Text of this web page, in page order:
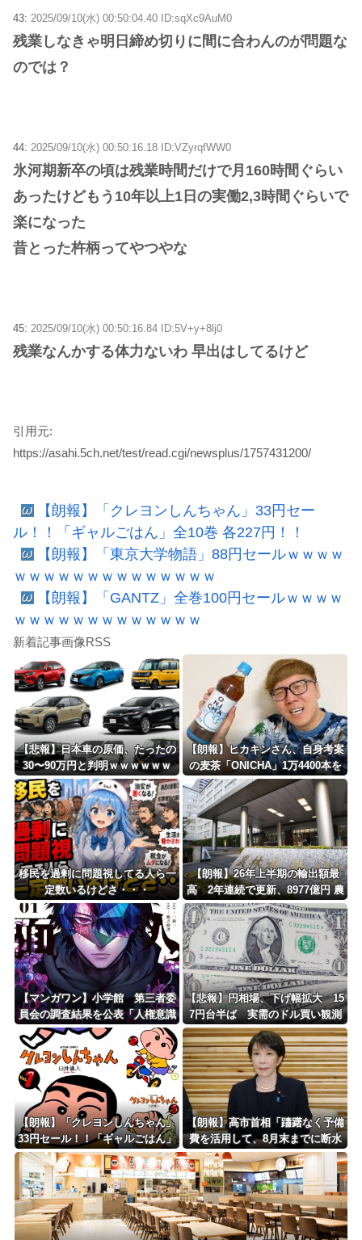
43: 2025/09/10(水) 00:50:04.40 ID:sqXc9AuM0
残業しなきゃ明日締め切りに間に合わんのが問題な
のでは？
44: 2025/09/10(水) 00:50:16.18 ID:VZyrqfWW0
氷河期新卒の頃は残業時間だけで月160時間ぐらい
あったけどもう10年以上1日の実働2,3時間ぐらいで
楽になった
昔とった杵柄ってやつやな
45: 2025/09/10(水) 00:50:16.84 ID:5V+y+8lj0
残業なんかする体力ないわ 早出はしてるけど
引用元:
https://asahi.5ch.net/test/read.cgi/newsplus/1757431200/
【朗報】「クレヨンしんちゃん」33円セー
ル！！「ギャルごはん」全10巻 各227円！！
【朗報】「東京大学物語」88円セールｗｗｗｗ
ｗｗｗｗｗｗｗｗｗｗｗｗｗｗ
【朗報】「GANTZ」全巻100円セールｗｗｗｗ
ｗｗｗｗｗｗｗｗｗｗｗｗｗ
新着記事画像RSS
【悲報】日本車の原価、たったの
30〜90万円と判明ｗｗｗｗｗｗ
ｗｗｗｗｗ
【朗報】ヒカキンさん、自身考案
の麦茶「ONICHA」1万4400本を
熊本県に発送ｗｗｗｗｗｗｗ
移民を過剰に問題視してる人ら一
定数いるけどさ・・・
【朗報】26年上半期の輸出額最
高 2年連続で更新、8977億円 農
水省「インバウンドの増加に伴
い、日本食の認知度が向上」
【マンガワン】小学館 第三者委
員会の調査結果を公表「人権意識
十分でなかった」 性加害歴ある
漫画家を別名義で起用
【悲報】円相場、下げ幅拡大 15
7円台半ば 実需のドル買い観測
【朗報】「クレヨンしんちゃん」
33円セール！！「ギャルごはん」
全10巻 各227円！！
【朗報】高市首相「躊躇なく予備
費を活用して、8月末までに断水
解消を目指す」 熊本地震